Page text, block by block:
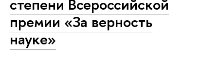
степени Всероссийской
премии «За верность
науке»